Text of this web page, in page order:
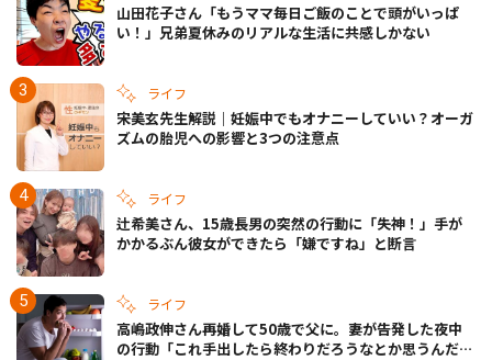
山田花子さん「もうママ毎日ご飯のことで頭がいっぱ
い！」兄弟夏休みのリアルな生活に共感しかない
ライフ
宋美玄先生解説｜妊娠中でもオナニーしていい？オーガ
ズムの胎児への影響と3つの注意点
ライフ
辻希美さん、15歳長男の突然の行動に「失神！」手が
かかるぶん彼女ができたら「嫌ですね」と断言
ライフ
高嶋政伸さん再婚して50歳で父に。妻が告発した夜中
の行動「これ手出したら終わりだろうなとか思うんだけ